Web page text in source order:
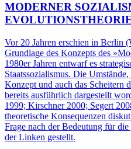
MODERNER
Vor 20 Jahren erschien in Berlin
Grundlage des Konzepts des
1980er Jahren entwarf es
Staatssozialismus. Die
Konzept und auch das Scheitern
bereits ausführlich dargestellt
1999; Kirschner 2000; Segert
theoretische Konsequenzen
Frage nach der Bedeutung für
der Linken gestellt.